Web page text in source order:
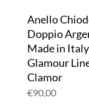
Anello
Doppio
Made in
Glamour
Clamor
€90,00